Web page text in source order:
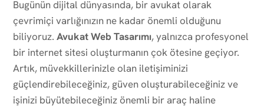
Bugünün dijital dünyasında, bir avukat olarak
çevrimiçi varlığınızın ne kadar önemli olduğunu
biliyoruz. Avukat Web Tasarımı, yalnızca profesyonel
bir internet sitesi oluşturmanın çok ötesine geçiyor.
Artık, müvekkillerinizle olan iletişiminizi
güçlendirebileceğiniz, güven oluşturabileceğiniz ve
işinizi büyütebileceğiniz önemli bir araç haline